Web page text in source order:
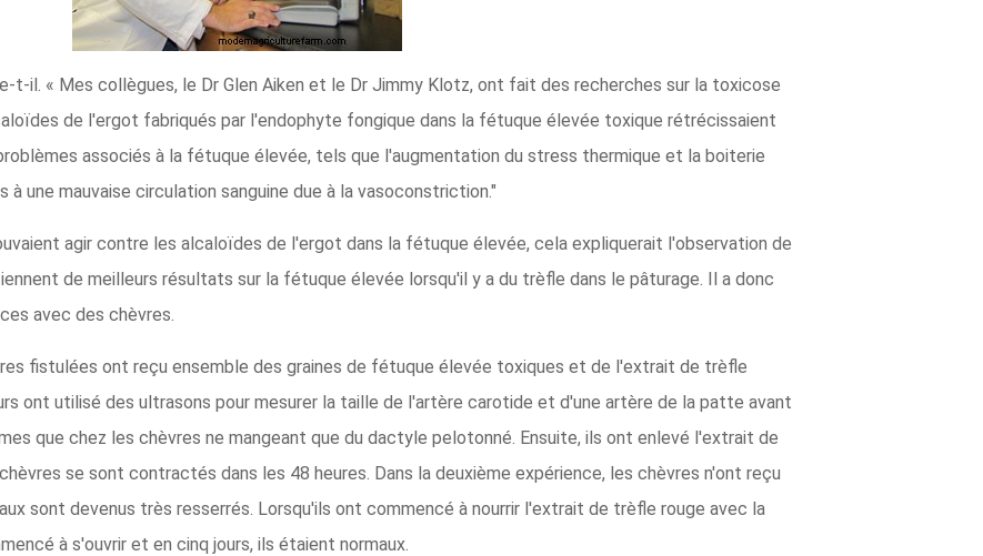
t-il. « Mes collègues, le Dr Glen Aiken et le Dr Jimmy Klotz, ont fait des recherches sur la toxicose
de l'ergot fabriqués par l'endophyte fongique dans la fétuque élevée toxique rétrécissaient
associés à la fétuque élevée, tels que l'augmentation du stress thermique et la boiterie
une mauvaise circulation sanguine due à la vasoconstriction."
agir contre les alcaloïdes de l'ergot dans la fétuque élevée, cela expliquerait l'observation de
de meilleurs résultats sur la fétuque élevée lorsqu'il y a du trèfle dans le pâturage. Il a donc
avec des chèvres.
fistulées ont reçu ensemble des graines de fétuque élevée toxiques et de l'extrait de trèfle
ont utilisé des ultrasons pour mesurer la taille de l'artère carotide et d'une artère de la patte avant
que chez les chèvres ne mangeant que du dactyle pelotonné. Ensuite, ils ont enlevé l'extrait de
se sont contractés dans les 48 heures. Dans la deuxième expérience, les chèvres n'ont reçu
sont devenus très resserrés. Lorsqu'ils ont commencé à nourrir l'extrait de trèfle rouge avec la
à s'ouvrir et en cinq jours, ils étaient normaux.